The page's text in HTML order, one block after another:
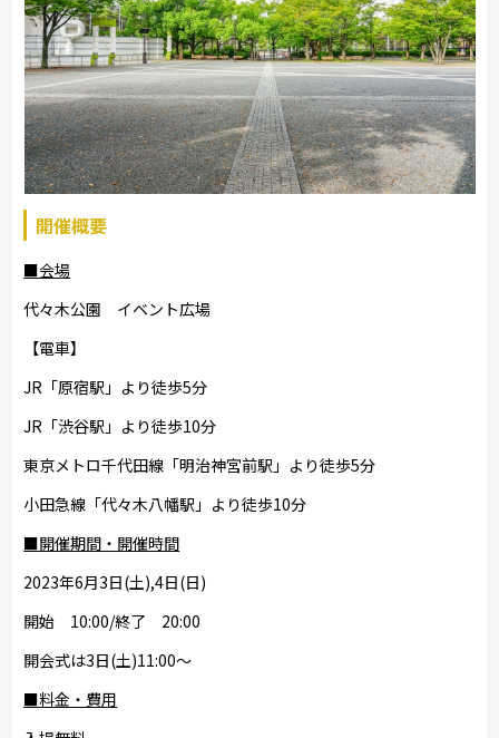
開催概要
■会場
代々木公園 イベント広場
【電車】
JR「原宿駅」より徒歩5分
JR「渋谷駅」より徒歩10分
東京メトロ千代田線「明治神宮前駅」より徒歩5分
小田急線「代々木八幡駅」より徒歩10分
■開催期間・開催時間
2023年6月3日(土),4日(日)
開始 10:00/終了 20:00
開会式は3日(土)11:00～
■料金・費用